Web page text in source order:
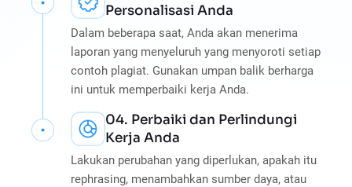
Personalisasi Anda
Dalam beberapa saat, Anda akan menerima
laporan yang menyeluruh yang menyoroti setiap
contoh plagiat. Gunakan umpan balik berharga
ini untuk memperbaiki kerja Anda.
04. Perbaiki dan Perlindungi
Kerja Anda
Lakukan perubahan yang diperlukan, apakah itu
rephrasing, menambahkan sumber daya, atau